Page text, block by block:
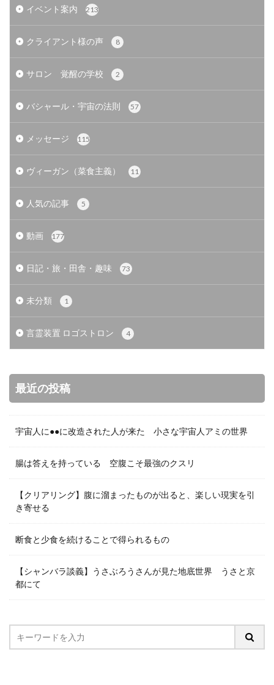
イベント案内 213
クライアント様の声 8
サロン 覚醒の学校 2
バシャール・宇宙の法則 57
メッセージ 115
ヴィーガン（菜食主義） 11
人気の記事 5
動画 177
日記・旅・田舎・趣味 73
未分類 1
言霊装置 ロゴストロン 4
最近の投稿
宇宙人に●●に改造された人が来た 小さな宇宙人アミの世界
腸は答えを持っている 空腹こそ最強のクスリ
【クリアリング】腹に溜まったものが出ると、楽しい現実を引
き寄せる
断食と少食を続けることで得られるもの
【シャンバラ談義】うさぶろうさんが見た地底世界 うさと京
都にて